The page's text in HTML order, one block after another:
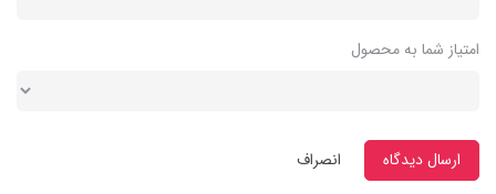
امتیاز شما به محصول
ارسال دیدگاه انصراف